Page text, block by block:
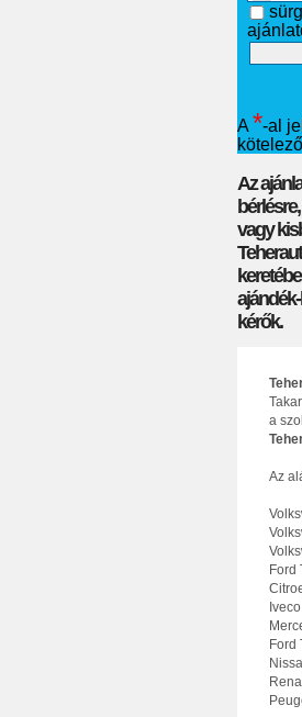
A *-al
Az
vagy
kérők.
a
Az
Ford
Ford